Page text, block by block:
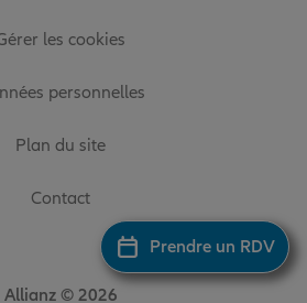
Prendre un RDV
les cookies
personnelles
Plan du site
Contact
Allianz © 2026